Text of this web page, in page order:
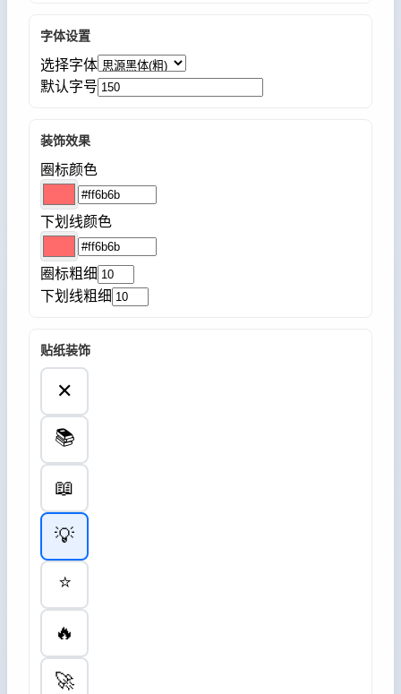
字体设置
选择字体
默认字号
装饰效果
圈标颜色
下划线颜色
圈标粗细
下划线粗细
贴纸装饰
✕
📚
📖
💡
⭐
🔥
🚀